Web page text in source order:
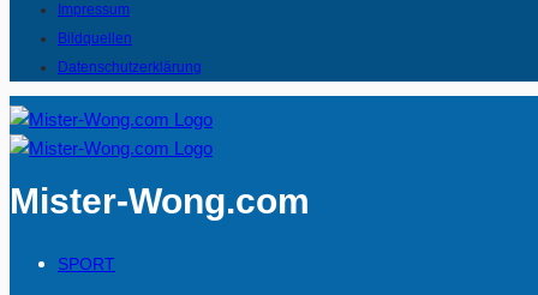
Impressum
Bildquellen
Datenschutzerklärung
Mister-Wong.com
SPORT